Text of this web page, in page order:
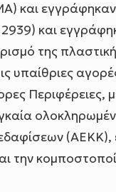
εγγράφηκαν
και
της
υπαίθριες
Περιφέρειες,
(ΑΕΚΚ),
την